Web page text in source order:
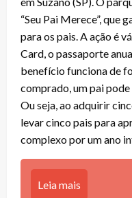
“Seu Pai Merece”, que
para os pais. A ação é
Card, o passaporte
benefício funciona de
comprado, um pai
Ou seja, ao adquirir
levar cinco pais para
complexo por um ano
Leia mais